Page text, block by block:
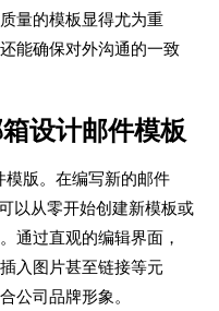
量的模板显得尤为重
能确保对外沟通的一致
设计邮件模板
版。在编写新的邮件
以从零开始创建新模板或
通过直观的编辑界面，
入图片甚至链接等元
公司品牌形象。